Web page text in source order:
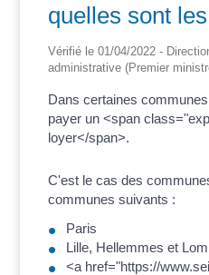
quelles sont
Vérifié le 01/04/2022 -
administrative (Premier
Dans certaines
payer un <span
loyer</span>.
C'est le cas des
communes suivants :
Paris
Lille, Hellemmes et
<a href="https://